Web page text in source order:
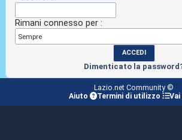
Rimani connesso per :
Dimenticato la
Lazio.net Community ©
Aiuto
Termini di utilizzo